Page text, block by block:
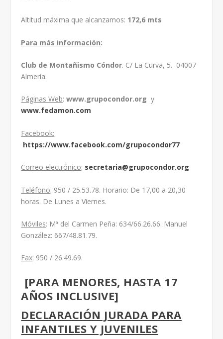
Altitud máxima que alcanzamos: 172,6 mts
Para más información:
Club de Montañismo Cóndor. C/ La Curva, 5. 04007
Almería.
Páginas Web:www.grupocondor.org y
www.fedamon.com
Facebook:
https://www.facebook.com/grupocondor77
Correo electrónico: secretaria@grupocondor.org
Teléfono: 950 / 25.53.78. Horario: De 17,00 a 20,30
horas. De Lunes a Viernes.
Móviles: Mª del Carmen Peña: 634/66.26.66. Manuel
González: 667/48.81.79.
Fax: 950 / 26.49.69.
[PARA MENORES, HASTA 17
AÑOS INCLUSIVE]
DECLARACIÓN JURADA PARA
INFANTILES Y JUVENILES